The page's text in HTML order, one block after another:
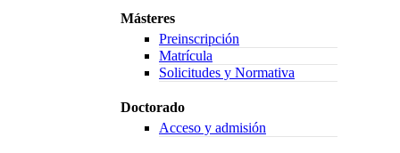
Másteres
Preinscripción
Matrícula
Solicitudes y Normativa
Doctorado
Acceso y admisión